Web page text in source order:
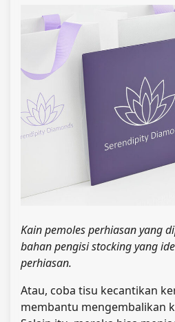
Kain pemoles perhiasan yang
bahan pengisi stocking yang
perhiasan.
Atau, coba tisu kecantikan
membantu mengembalikan